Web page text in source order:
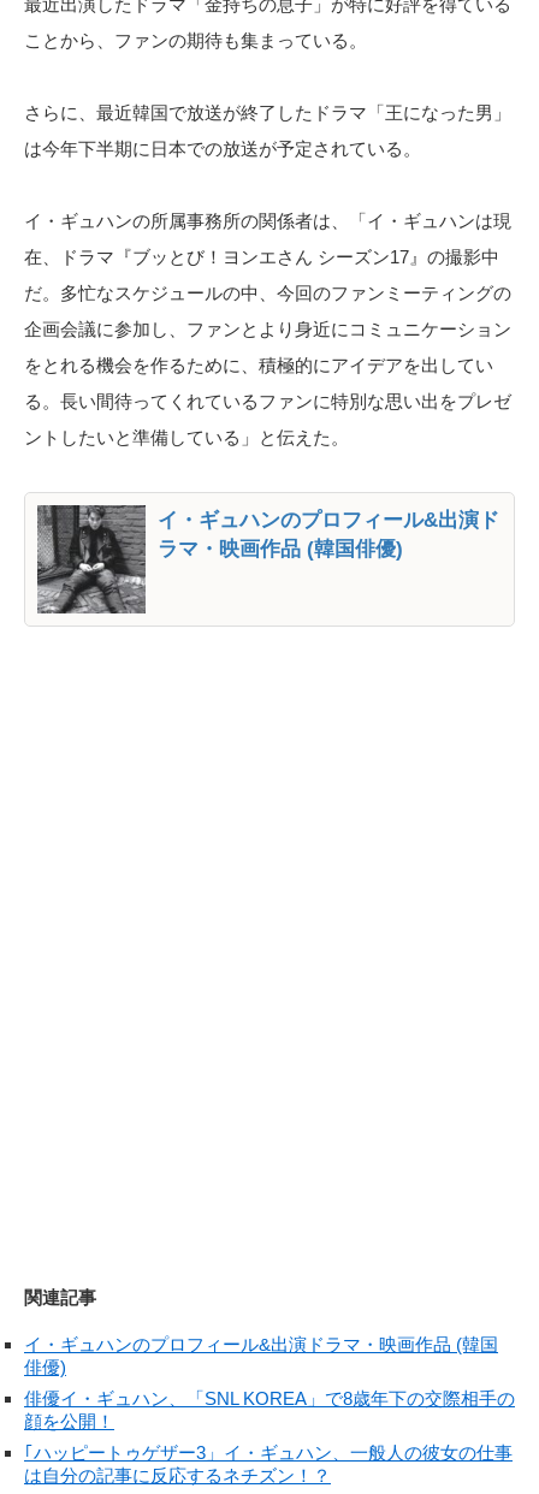
最近出演したドラマ「金持ちの息子」が特に好評を得ている
ことから、ファンの期待も集まっている。
さらに、最近韓国で放送が終了したドラマ「王になった男」
は今年下半期に日本での放送が予定されている。
イ・ギュハンの所属事務所の関係者は、「イ・ギュハンは現
在、ドラマ『ブッとび！ヨンエさん シーズン17』の撮影中
だ。多忙なスケジュールの中、今回のファンミーティングの
企画会議に参加し、ファンとより身近にコミュニケーション
をとれる機会を作るために、積極的にアイデアを出してい
る。長い間待ってくれているファンに特別な思い出をプレゼ
ントしたいと準備している」と伝えた。
イ・ギュハンのプロフィール&出演ド
ラマ・映画作品 (韓国俳優)
関連記事
イ・ギュハンのプロフィール&出演ドラマ・映画作品 (韓国
俳優)
俳優イ・ギュハン、「SNL KOREA」で8歳年下の交際相手の
顔を公開！
｢ハッピートゥゲザー3」イ・ギュハン、一般人の彼女の仕事
は自分の記事に反応するネチズン！？